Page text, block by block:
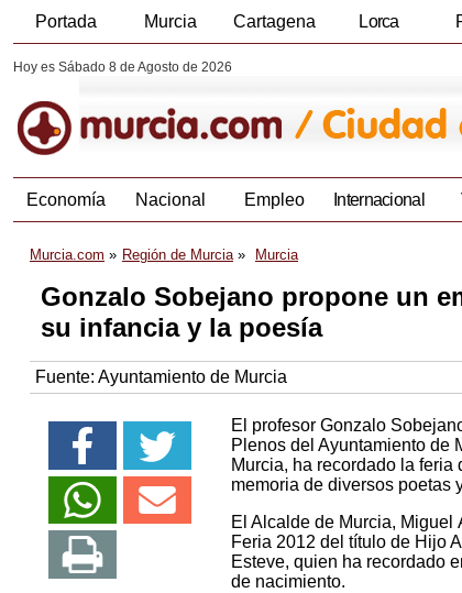
Portada Murcia Cartagena Lorca
Hoy es Sábado 8 de Agosto de 2026
Economía Nacional Empleo Internacional
Murcia.com Región de Murcia Murcia
Gonzalo Sobejano propone un
su infancia y la poesía
Fuente: Ayuntamiento de Murcia
El profesor Gonzalo
Plenos del Ayuntamiento de
Murcia, ha recordado la
memoria de diversos poetas
El Alcalde de Murcia,
Feria 2012 del título de Hijo
Esteve, quien ha recordado
de nacimiento.